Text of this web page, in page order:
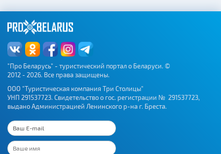
"Про Беларусь" - туристический портал о Беларуси. ©
2012 - 2026. Все права защищены.
ООО "Туристическая компания Три Столицы"
УНП 291537723. Свидетельство о гос. регистрации № 291537723,
выдано Администрацией Ленинского р-на г. Бреста.